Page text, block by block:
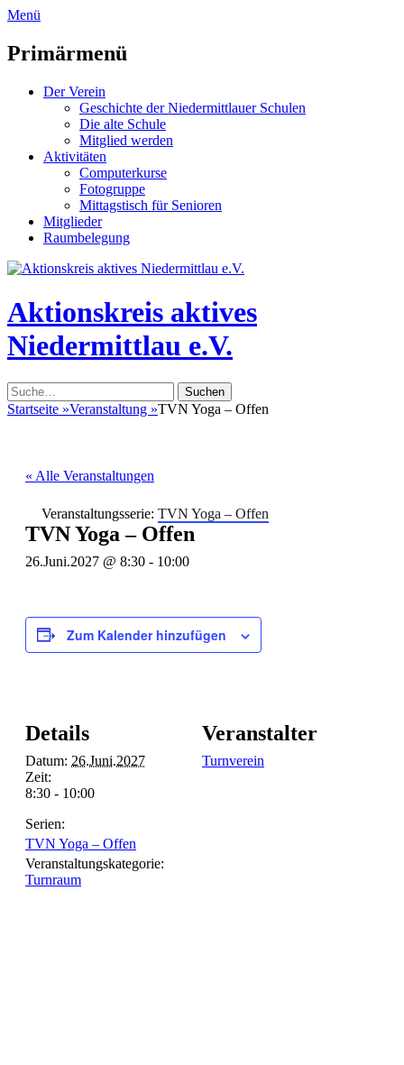
zum
überspringen
Menü
Primärmenü
Der Verein
Geschichte der Niedermittlauer Schulen
Die alte Schule
Mitglied werden
Aktivitäten
Computerkurse
Fotogruppe
Mittagstisch für Senioren
Mitglieder
Raumbelegung
Header
Aktionskreis aktives
Niedermittlau e.V.
Suche
nach:
Startseite »Veranstaltung »TVN Yoga – Offen
« Alle Veranstaltungen
Veranstaltungsserie: TVN Yoga – Offen
TVN Yoga – Offen
26.Juni.2027 @ 8:30 - 10:00
Zum Kalender hinzufügen
Details
Datum: 26.Juni.2027
Zeit:
8:30 - 10:00
Serien:
TVN Yoga – Offen
Veranstaltungskategorie:
Turnraum
Veranstalter
Turnverein